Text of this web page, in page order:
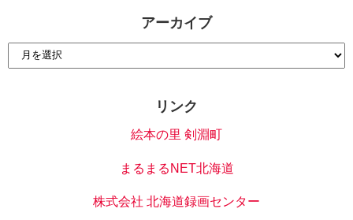
アーカイブ
リンク
絵本の里 剣淵町
まるまるNET北海道
株式会社 北海道録画センター